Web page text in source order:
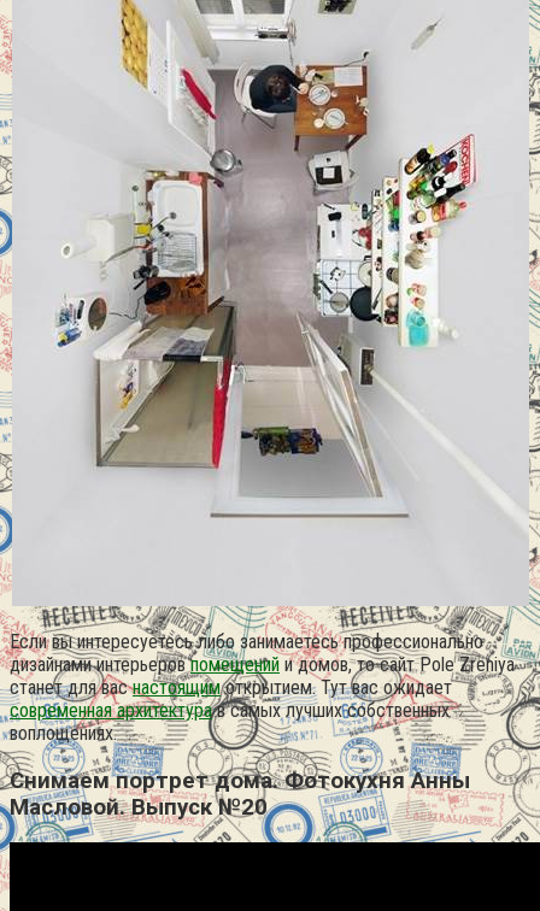
Если вы интересуетесь либо занимаетесь профессионально
дизайнами интерьеровпомещений и домов, то сайт Pоle Zreniya
станет для васнастоящимоткрытием. Тут вас ожидает
современная архитектурав самых лучших собственных
воплощениях.
Снимаем портрет дома. Фотокухня Анны
Масловой. Выпуск №20